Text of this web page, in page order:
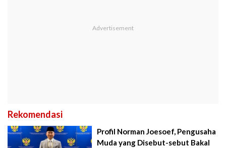
Rekomendasi
Profil Norman Joesoef, Pengusaha
Muda yang Disebut-sebut Bakal